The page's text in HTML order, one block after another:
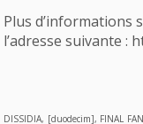
Plus d’informations
l’adresse suivante :
DISSIDIA, [duodecim], FINAL